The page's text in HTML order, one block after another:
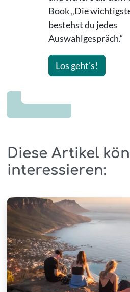
Book „Die
bestehst du jedes
Auswahlgespräch.“
Los geht's!
Diese Artikel
interessieren: